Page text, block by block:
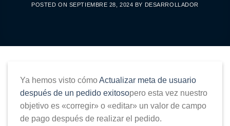
POSTED ON SEPTIEMBRE 28, 2024 BY DESARROLLADOR
Ya hemos visto cómoActualizar meta de usuario
después de un pedido exitosopero esta vez nuestro
objetivo es «corregir» o «editar» un valor de campo
de pago después de realizar el pedido.